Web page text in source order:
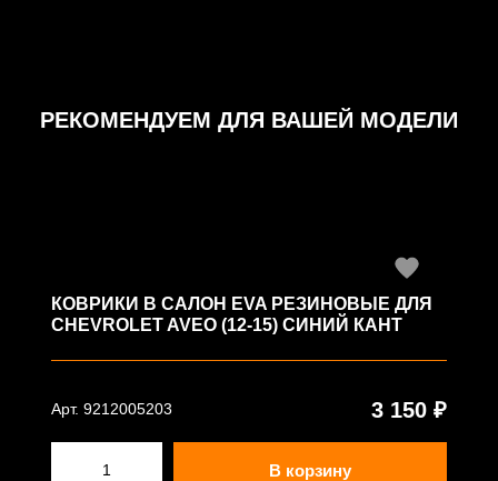
РЕКОМЕНДУЕМ ДЛЯ ВАШЕЙ МОДЕЛИ
КОВРИКИ В САЛОН EVA РЕЗИНОВЫЕ ДЛЯ
CHEVROLET AVEO (12-15) СИНИЙ КАНТ
Арт. 9212005203 3 150 ₽
В корзину